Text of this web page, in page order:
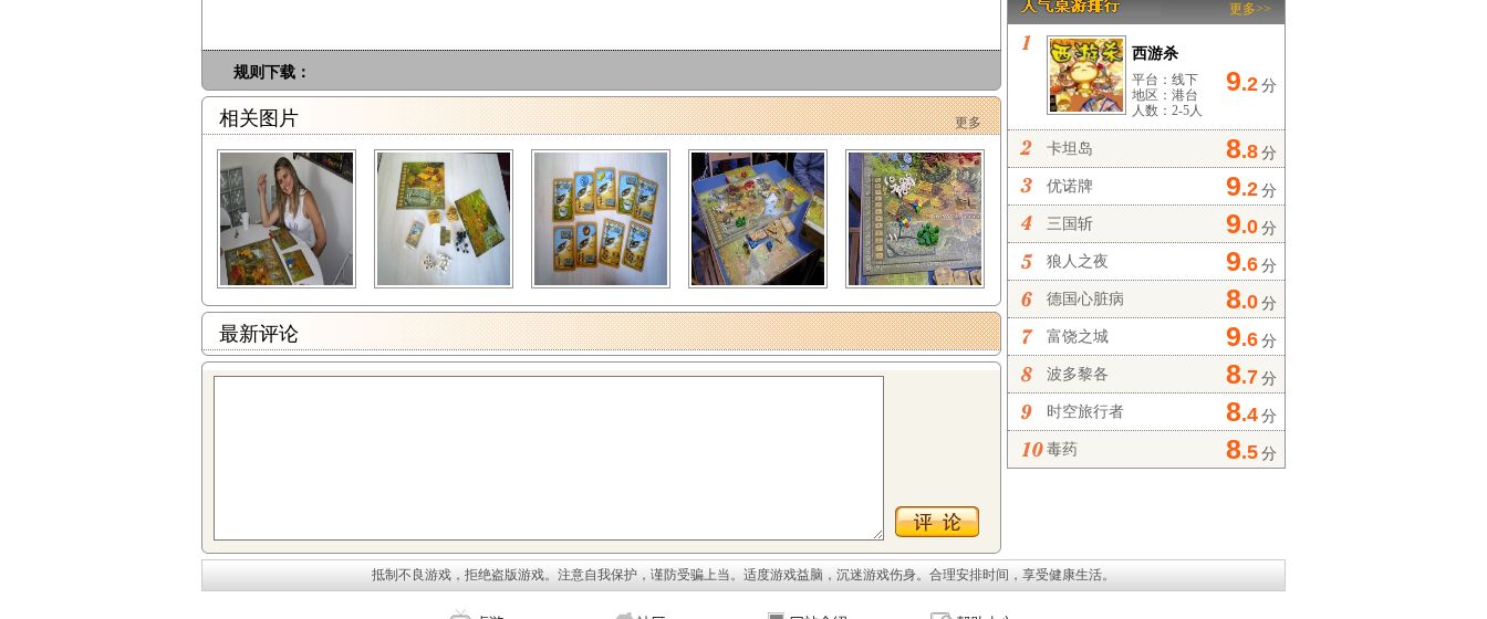
规则下载：
相关图片 更多
最新评论
更多>>
9.2 分
西游杀
平台：线下
地区：港台
人数：2-5人
8.8 分
卡坦岛
9.2 分
优诺牌
9.0 分
三国斩
9.6 分
狼人之夜
8.0 分
德国心脏病
9.6 分
富饶之城
8.7 分
波多黎各
8.4 分
时空旅行者
8.5 分
毒药
抵制不良游戏，拒绝盗版游戏。注意自我保护，谨防受骗上当。适度游戏益脑，沉迷游戏伤身。合理安排时间，享受健康生活。